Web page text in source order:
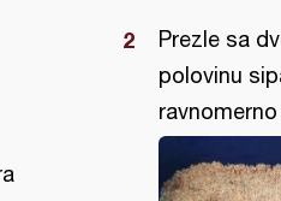
Prezle sa
polovinu